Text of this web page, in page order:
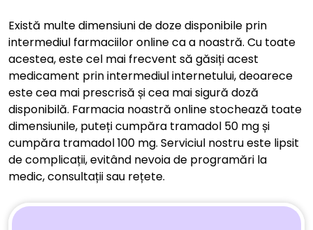
Există multe dimensiuni de doze disponibile prin
intermediul farmaciilor online ca a noastră. Cu toate
acestea, este cel mai frecvent să găsiți acest
medicament prin intermediul internetului, deoarece
este cea mai prescrisă și cea mai sigură doză
disponibilă. Farmacia noastră online stochează toate
dimensiunile, puteți cumpăra tramadol 50 mg și
cumpăra tramadol 100 mg. Serviciul nostru este lipsit
de complicații, evitând nevoia de programări la
medic, consultații sau rețete.